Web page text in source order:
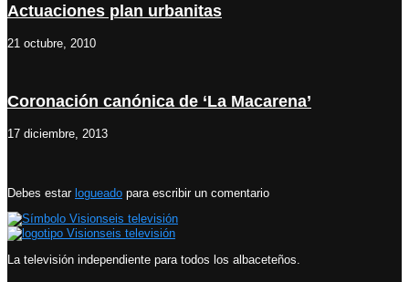
Actuaciones plan urbanitas
21 octubre, 2010
Coronación canónica de ‘La Macarena’
17 diciembre, 2013
Debes estar logueado para escribir un comentario
La televisión independiente para todos los albaceteños.